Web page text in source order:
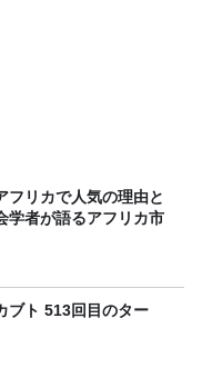
フリカで人気の理由と
学者が語るアフリカ市
ブト 513回目のター